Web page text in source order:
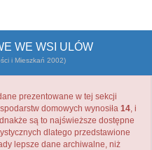
WE WSI ULÓW
i Mieszkań 2002)
prezentowane w tej sekcji
domowych wynosiła 14, i
są to najświeższe dostępne
dlatego przedstawione
lepsze dane archiwalne, niż